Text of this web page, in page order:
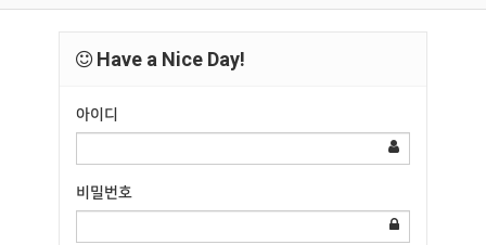
Have a Nice Day!
아이디
비밀번호